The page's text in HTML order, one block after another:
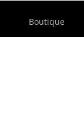
Boutique